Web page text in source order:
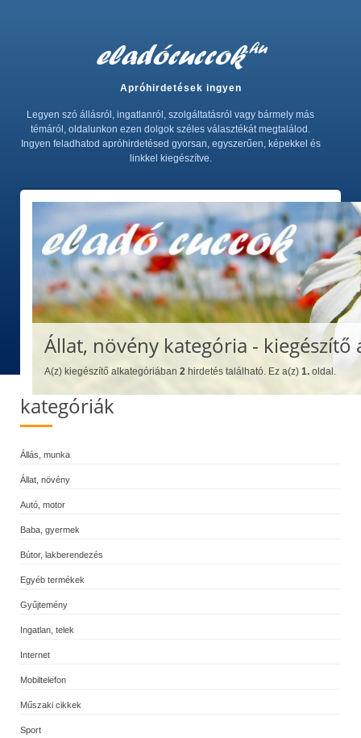
Apróhirdetések ingyen
Legyen szó állásról, ingatlanról, szolgáltatásról vagy bármely más
témáról, oldalunkon ezen dolgok széles választékát megtalálod.
Ingyen feladhatod apróhirdetésed gyorsan, egyszerűen, képekkel és
linkkel kiegészítve.
Állat, növény kategória - kiegészítő
A(z) kiegészítő alkategóriában 2 hirdetés található. Ez a(z) 1. oldal.
kategóriák
Állás, munka
Állat, növény
Autó, motor
Baba, gyermek
Bútor, lakberendezés
Egyéb termékek
Gyűjtemény
Ingatlan, telek
Internet
Mobiltelefon
Műszaki cikkek
Sport